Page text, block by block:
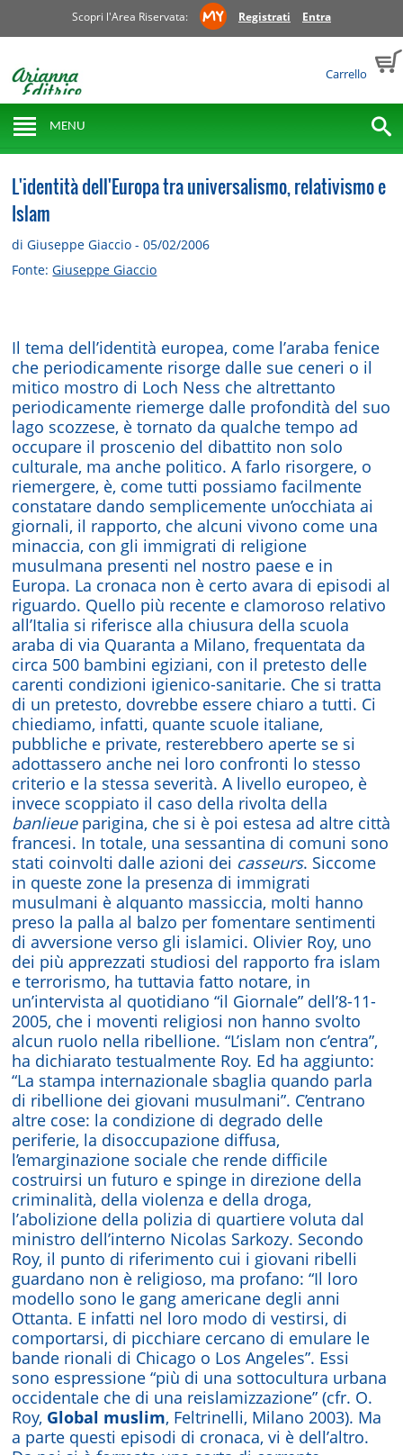
Scopri l'Area Riservata: Registrati Entra
Carrello
MENU
L'identità dell'Europa tra universalismo, relativismo e
Islam
di Giuseppe Giaccio - 05/02/2006
Fonte:Giuseppe Giaccio
Il tema dell’identità europea, come l’araba fenice
che periodicamente risorge dalle sue ceneri o il
mitico mostro di Loch Ness che altrettanto
periodicamente riemerge dalle profondità del suo
lago scozzese, è tornato da qualche tempo ad
occupare il proscenio del dibattito non solo
culturale, ma anche politico. A farlo risorgere, o
riemergere, è, come tutti possiamo facilmente
constatare dando semplicemente un’occhiata ai
giornali, il rapporto, che alcuni vivono come una
minaccia, con gli immigrati di religione
musulmana presenti nel nostro paese e in
Europa. La cronaca non è certo avara di episodi al
riguardo. Quello più recente e clamoroso relativo
all’Italia si riferisce alla chiusura della scuola
araba di via Quaranta a Milano, frequentata da
circa 500 bambini egiziani, con il pretesto delle
carenti condizioni igienico-sanitarie. Che si tratta
di un pretesto, dovrebbe essere chiaro a tutti. Ci
chiediamo, infatti, quante scuole italiane,
pubbliche e private, resterebbero aperte se si
adottassero anche nei loro confronti lo stesso
criterio e la stessa severità. A livello europeo, è
invece scoppiato il caso della rivolta della
banlieueparigina, che si è poi estesa ad altre città
francesi. In totale, una sessantina di comuni sono
stati coinvolti dalle azioni dei casseurs. Siccome
in queste zone la presenza di immigrati
musulmani è alquanto massiccia, molti hanno
preso la palla al balzo per fomentare sentimenti
di avversione verso gli islamici. Olivier Roy, uno
dei più apprezzati studiosi del rapporto fra islam
e terrorismo, ha tuttavia fatto notare, in
un’intervista al quotidiano “il Giornale” dell’8-11-
2005, che i moventi religiosi non hanno svolto
alcun ruolo nella ribellione. “L’islam non c’entra”,
ha dichiarato testualmente Roy. Ed ha aggiunto:
“La stampa internazionale sbaglia quando parla
di ribellione dei giovani musulmani”. C’entrano
altre cose: la condizione di degrado delle
periferie, la disoccupazione diffusa,
l’emarginazione sociale che rende difficile
costruirsi un futuro e spinge in direzione della
criminalità, della violenza e della droga,
l’abolizione della polizia di quartiere voluta dal
ministro dell’interno Nicolas Sarkozy. Secondo
Roy, il punto di riferimento cui i giovani ribelli
guardano non è religioso, ma profano: “Il loro
modello sono le gang americane degli anni
Ottanta. E infatti nel loro modo di vestirsi, di
comportarsi, di picchiare cercano di emulare le
bande rionali di Chicago o Los Angeles”. Essi
sono espressione “più di una sottocultura urbana
occidentale che di una reislamizzazione” (cfr. O.
Roy, Global muslim, Feltrinelli, Milano 2003). Ma
a parte questi episodi di cronaca, vi è dell’altro.